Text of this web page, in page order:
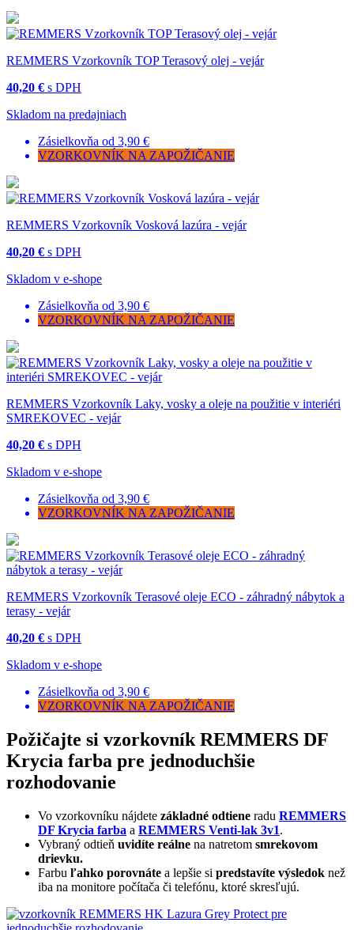
REMMERS Vzorkovník TOP Terasový olej - vejár
40,20 € s DPH
Skladom na predajniach
Zásielkovňa od 3,90 €
VZORKOVNÍK NA ZAPOŽIČANIE
REMMERS Vzorkovník Vosková lazúra - vejár
40,20 € s DPH
Skladom v e-shope
Zásielkovňa od 3,90 €
VZORKOVNÍK NA ZAPOŽIČANIE
REMMERS Vzorkovník Laky, vosky a oleje na použitie v interiéri
SMREKOVEC - vejár
40,20 € s DPH
Skladom v e-shope
Zásielkovňa od 3,90 €
VZORKOVNÍK NA ZAPOŽIČANIE
REMMERS Vzorkovník Terasové oleje ECO - záhradný nábytok a
terasy - vejár
40,20 € s DPH
Skladom v e-shope
Zásielkovňa od 3,90 €
VZORKOVNÍK NA ZAPOŽIČANIE
Požičajte si vzorkovník REMMERS DF
Krycia farba pre jednoduchšie
rozhodovanie
Vo vzorkovníku nájdete základné odtiene radu REMMERS
DF Krycia farba a REMMERS Venti-lak 3v1.
Vybraný odtieň uvidíte reálne na natretom smrekovom
drievku.
Farbu ľahko porovnáte a lepšie si predstavíte výsledok než
iba na monitore počítača či telefónu, ktoré skresľujú.